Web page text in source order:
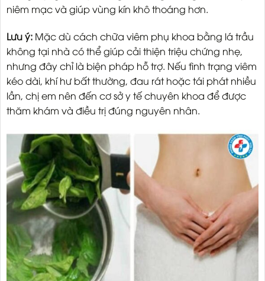
niêm mạc và giúp vùng kín khô thoáng hơn.
Lưu ý: Mặc dù cách chữa viêm phụ khoa bằng lá trầu
không tại nhà có thể giúp cải thiện triệu chứng nhẹ,
nhưng đây chỉ là biện pháp hỗ trợ. Nếu tình trạng viêm
kéo dài, khí hư bất thường, đau rát hoặc tái phát nhiều
lần, chị em nên đến cơ sở y tế chuyên khoa để được
thăm khám và điều trị đúng nguyên nhân.